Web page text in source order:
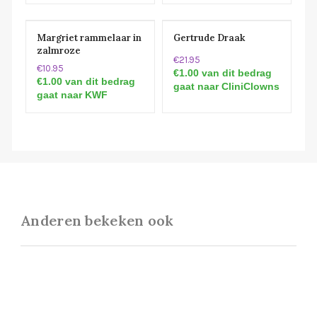
Margriet rammelaar in
zalmroze
€10.95
€1.00 van dit bedrag
gaat naar KWF
Gertrude Draak
€21.95
€1.00 van dit bedrag
gaat naar CliniClowns
Anderen bekeken ook